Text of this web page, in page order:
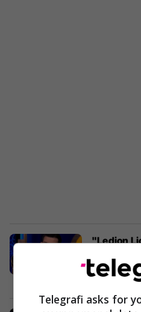
"Ledion
zgjedhjen
Yjet 01/06/
Telegrafi asks for